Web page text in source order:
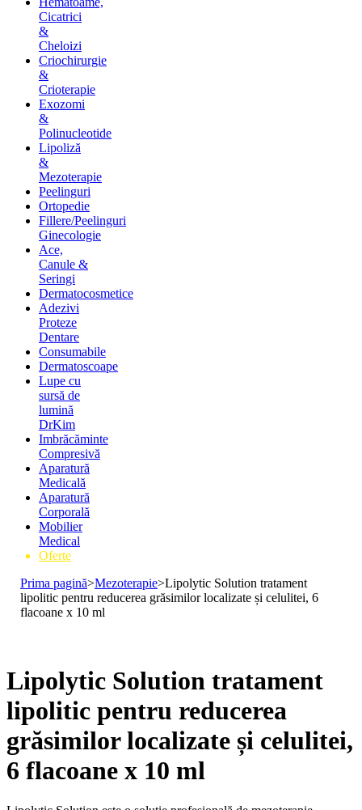
Cicatrici
&
Cheloizi
Criochirurgie
&
Crioterapie
Exozomi
&
Polinucleotide
Lipoliză
&
Mezoterapie
Peelinguri
Ortopedie
Fillere/Peelinguri
Ginecologie
Ace,
Canule &
Seringi
Dermatocosmetice
Adezivi
Proteze
Dentare
Consumabile
Dermatoscoape
Lupe cu
sursă de
lumină
DrKim
Imbrăcăminte
Compresivă
Aparatură
Medicală
Aparatură
Corporală
Mobilier
Medical
Oferte
Prima pagină>Mezoterapie>Lipolytic Solution tratament
lipolitic pentru reducerea grăsimilor localizate și celulitei, 6
flacoane x 10 ml
Lipolytic Solution tratament
lipolitic pentru reducerea
grăsimilor localizate și celulitei,
6 flacoane x 10 ml